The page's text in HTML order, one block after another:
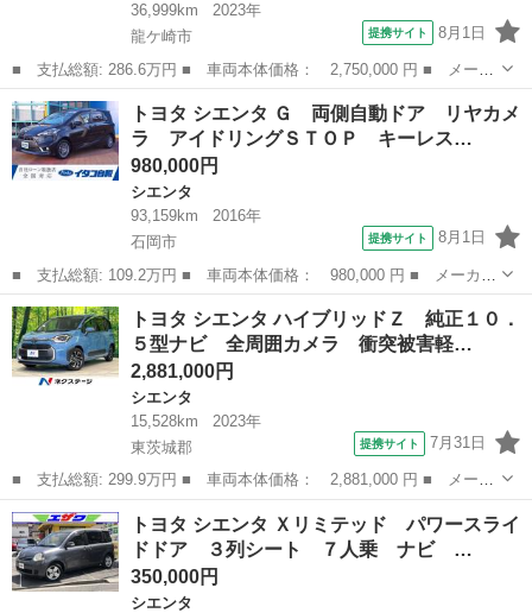
36,999km
2023年
龍ケ崎市
提携サイト 8月1日
■ 支払総額: 286.6万円 ■ 車両本体価格： 2,750,000 円 ■ メーカ
ー名： トヨタ ■ 車種名： シエンタ ■ グレード名： ハイブリ
ッドＺ １００Ｖ電源 ディスプレイオーディオ ブルートゥース
全周囲カ...
茨城 龍ケ崎市 シエンタ
トヨタ シエンタ Ｇ 両側自動ドア リヤカメ
ラ アイドリングＳＴＯＰ キーレス…
980,000円
シエンタ
93,159km
2016年
石岡市
提携サイト 8月1日
■ 支払総額: 109.2万円 ■ 車両本体価格： 980,000 円 ■ メーカー
名： トヨタ ■ 車種名： シエンタ ■ グレード名： Ｇ 両側自
動ドア リヤカメラ アイドリングＳＴＯＰ キーレスエントリ ス
マートキ－...
茨城 石岡市 シエンタ
トヨタ シエンタ ハイブリッドＺ 純正１０．
５型ナビ 全周囲カメラ 衝突被害軽…
2,881,000円
シエンタ
15,528km
2023年
東茨城郡
提携サイト 7月31日
■ 支払総額: 299.9万円 ■ 車両本体価格： 2,881,000 円 ■ メーカ
ー名： トヨタ ■ 車種名： シエンタ ■ グレード名： ハイブリ
ッドＺ 純正１０．５型ナビ 全周囲カメラ 衝突被害軽減システ
ム レーダ...
茨城 東茨城郡 シエンタ
トヨタ シエンタ Ｘリミテッド パワースライ
ドドア ３列シート ７人乗 ナビ …
350,000円
シエンタ